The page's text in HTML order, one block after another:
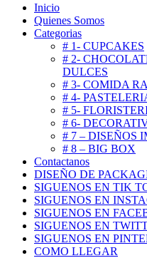
Inicio
Quienes Somos
Categorias
# 1- CUPCAKES
# 2-
DULCES
# 3- COMIDA
# 4-
# 5-
# 6-
# 7 – DISEÑOS
# 8 – BIG BOX
Contactanos
DISEÑO DE
SIGUENOS EN TIK
SIGUENOS EN
SIGUENOS EN
SIGUENOS EN
SIGUENOS EN
COMO LLEGAR